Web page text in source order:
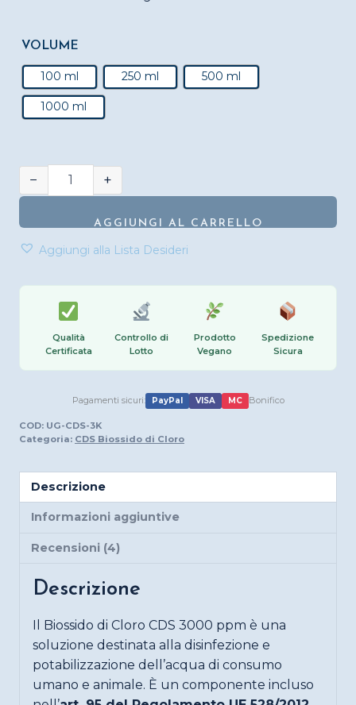
a
€86,50
VOLUME
100 ml 250 ml 500 ml
1000 ml
3000
Biossido
di
− +
AGGIUNGI AL CARRELLO
Qualità
Certificata
Controllo di
Lotto
Prodotto
Vegano
Spedizione
Sicura
Pagamenti sicuri: PayPal VISA MC Bonifico
COD: UG-CDS-3K
Categoria: CDS Biossido di Cloro
Descrizione
Informazioni aggiuntive
Recensioni (4)
Descrizione
Il Biossido di Cloro CDS 3000 ppm è una
soluzione destinata alla disinfezione e
potabilizzazione dell’acqua di consumo
umano e animale. È un componente incluso